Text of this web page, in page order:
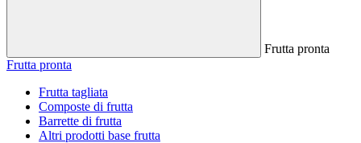
Frutta pronta
Frutta pronta
Frutta tagliata
Composte di frutta
Barrette di frutta
Altri prodotti base frutta